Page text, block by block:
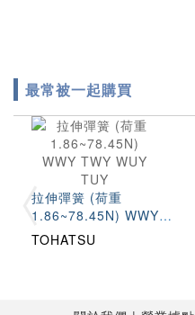
最常被一起購買
拉伸彈簧 (荷重
1.86~78.45N) WWY
TWY WUY TUY
TOHATSU